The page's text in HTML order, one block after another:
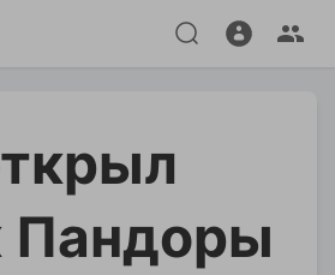
Пандоры